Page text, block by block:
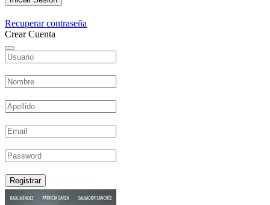
Recuperar contraseña
Crear Cuenta
Registrar